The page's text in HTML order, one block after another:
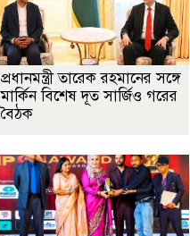
প্রধানমন্ত্রী তারেক রহমানের সঙ্গে
মার্কিন বিশেষ দূত সার্জিও গরের
বৈঠক